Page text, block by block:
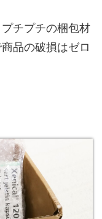
チプチの梱包材
品の破損はゼロ